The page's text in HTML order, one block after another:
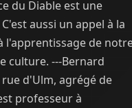
du Diable est une
aussi un appel à la
l'apprentissage de
culture. ---Bernard
rue d'Ulm, agrégé de
professeur à